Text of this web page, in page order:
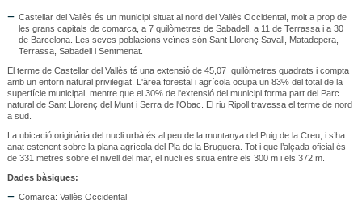
Castellar del Vallès és un municipi situat al nord del Vallès Occidental, molt a prop de
les grans capitals de comarca, a 7 quilòmetres de Sabadell, a 11 de Terrassa i a 30
de Barcelona. Les seves poblacions veïnes són Sant Llorenç Savall, Matadepera,
Terrassa, Sabadell i Sentmenat.
El terme de Castellar del Vallès té una extensió de 45,07 quilòmetres quadrats i compta
amb un entorn natural privilegiat. L'àrea forestal i agrícola ocupa un 83% del total de la
superfície municipal, mentre que el 30% de l'extensió del municipi forma part del Parc
natural de Sant Llorenç del Munt i Serra de l'Obac. El riu Ripoll travessa el terme de nord
a sud.
La ubicació originària del nucli urbà és al peu de la muntanya del Puig de la Creu, i s’ha
anat estenent sobre la plana agrícola del Pla de la Bruguera. Tot i que l’alçada oficial és
de 331 metres sobre el nivell del mar, el nucli es situa entre els 300 m i els 372 m.
Dades bàsiques:
Comarca: Vallès Occidental